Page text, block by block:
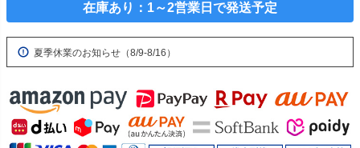
在庫あり：1～2営業日で発送予定
夏季休業のお知らせ（8/9-8/16）